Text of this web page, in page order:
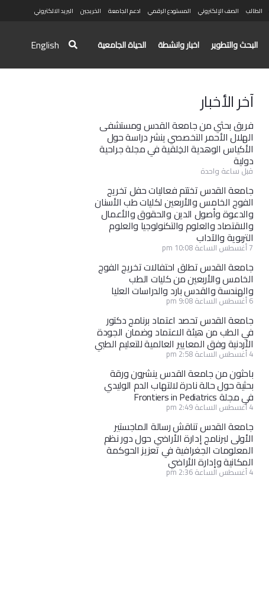
الطالب الصف الإلكتروني المستودع الرقمي ادعم الجامعة الخريجين البريد الالكتروني
البحث والتطوير اخبار وانشطة الحياة الجامعية English
آخر الأخبار
فريق بحثي من جامعة القدس ومستشفى
الهلال الأحمر التخصصي ينشر دراسة حول
الأكياس الوهدية الخِلقية في مجلة جراحية
دولية
قبل ساعة واحدة
جامعة القدس تختتم فعاليات حفل تخريج
الفوج الخامس والأربعين لكليات طب الأسنان
والدعوة وأصول الدين والحقوق والأعمال
والاقتصاد والعلوم والتكنولوجيا والعلوم
التربوية والآداب
7 أغسطس الساعة 10:08 pm
جامعة القدس تطلق احتفالات تخريج الفوج
الخامس والأربعين من كليات الطب
والهندسة والقدس بارد والدراسات العليا
6 أغسطس الساعة 9:08 pm
جامعة القدس تحصد اعتماد برنامج دكتور
في الطب من هيئة الاعتماد وضمان الجودة
الأردنية وفق المعايير العالمية للتعليم الطبي
4 أغسطس الساعة 2:58 pm
باحثون من جامعة القدس ينشرون ورقة
بحثية حول حالة نادرة لالتهاب الدم الوليدي
في مجلة Frontiers in Pediatrics
4 أغسطس الساعة 2:49 pm
جامعة القدس تناقش رسالة الماجستير
الأولى لبرنامج إدارة الأراضي حول دور نظم
المعلومات الجغرافية في تعزيز الحوكمة
المكانية وإدارة الأراضي
4 أغسطس الساعة 2:36 pm